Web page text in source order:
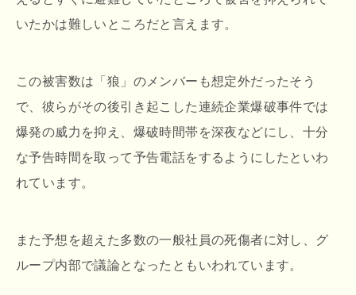
いたかは難しいところだと言えます。
この被害数は「狼」のメンバーも想定外だったそう
で、彼らがその後引き起こした連続企業爆破事件では
爆発の威力を抑え、爆破時間帯を深夜などにし、十分
な予告時間を取って予告電話をするようにしたといわ
れています。
また予想を超えた多数の一般社員の死傷者に対し、グ
ループ内部で議論となったともいわれています。